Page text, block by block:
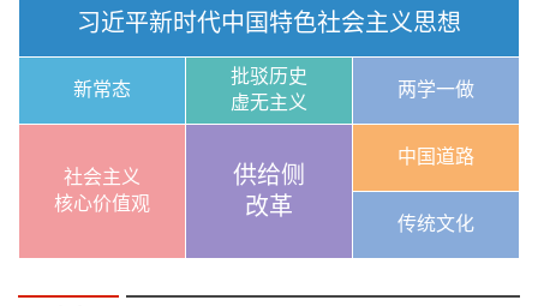
习近平新时代中国特色社会主义思想
新常态
批驳历史
虚无主义
两学一做
社会主义
核心价值观
供给侧
改革
中国道路
传统文化